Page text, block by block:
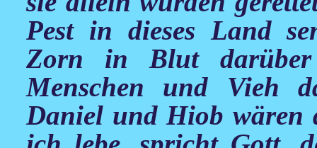
Pest in dieses Land
Zorn in Blut darüber
Menschen und Vieh
Daniel und Hiob wären